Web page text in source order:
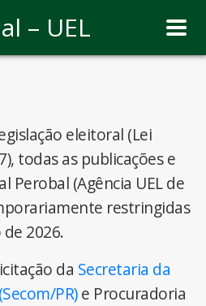
– UEL
eleitoral (Lei
todas as publicações e
Perobal (Agência UEL de
restringidas
2026.
da Secretaria da
PR)e Procuradoria